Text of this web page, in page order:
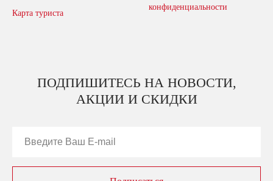
Карта туриста
конфиденциальности
ПОДПИШИТЕСЬ НА НОВОСТИ,
АКЦИИ И СКИДКИ